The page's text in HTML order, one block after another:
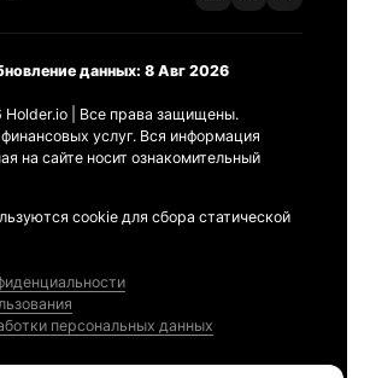
данных: 8 Авг 2026
| Все права защищены.
услуг. Вся информация
на сайте носит ознакомительный
cookie для сбора статической
персональных данных